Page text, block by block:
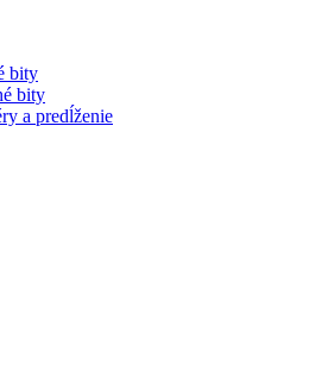
bity
bity
a predĺženie